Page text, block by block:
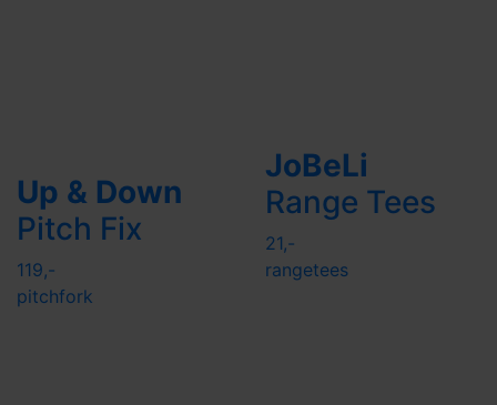
Up & Down
Pitch Fix
119,-
pitchfork
JoBeLi
Range Tees
21,-
rangetees